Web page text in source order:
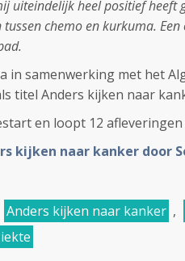
uiteindelijk heel positief heeft
chemo en kurkuma.
in samenwerking met het
titel Anders kijken naar
en loopt 12
kijken naar kanker door
Anders kijken naar kanker ,